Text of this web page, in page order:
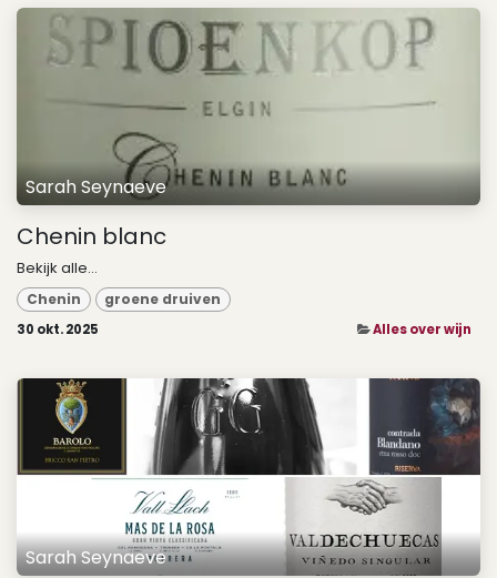
Sarah Seynaeve
Chenin blanc
Bekijk alle...
Chenin groene druiven
30 okt. 2025 Alles over wijn
Sarah Seynaeve